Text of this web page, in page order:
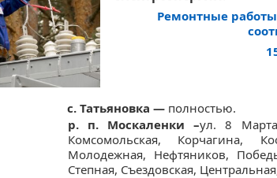
Ремонтные
с. Татьяновка — полностью.
р. п. Москаленки –ул. 8
Комсомольская, Корчагина,
Молодежная, Нефтяников,
Степная, Съездовская,